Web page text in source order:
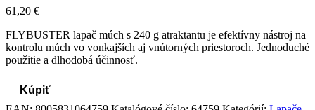
61,20 €
FLYBUSTER lapač múch s 240 g atraktantu je efektívny nástroj na
kontrolu múch vo vonkajších aj vnútorných priestoroch. Jednoduché
použitie a dlhodobá účinnosť.
Kúpiť